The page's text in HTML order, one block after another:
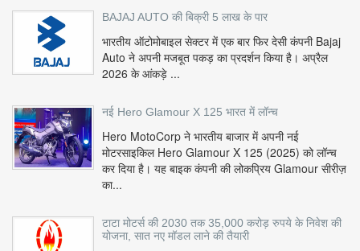
BAJAJ AUTO की बिक्री 5 लाख के पार
भारतीय ऑटोमोबाइल सेक्टर में एक बार फिर देसी कंपनी Bajaj
Auto ने अपनी मजबूत पकड़ का प्रदर्शन किया है। अप्रैल
2026 के आंकड़े ...
नई Hero Glamour X 125 भारत में लॉन्च
Hero MotoCorp ने भारतीय बाजार में अपनी नई
मोटरसाइकिल Hero Glamour X 125 (2025) को लॉन्च
कर दिया है। यह बाइक कंपनी की लोकप्रिय Glamour सीरीज़
का...
टाटा मोटर्स की 2030 तक 35,000 करोड़ रुपये के निवेश की
योजना, सात नए मॉडल लाने की तैयारी